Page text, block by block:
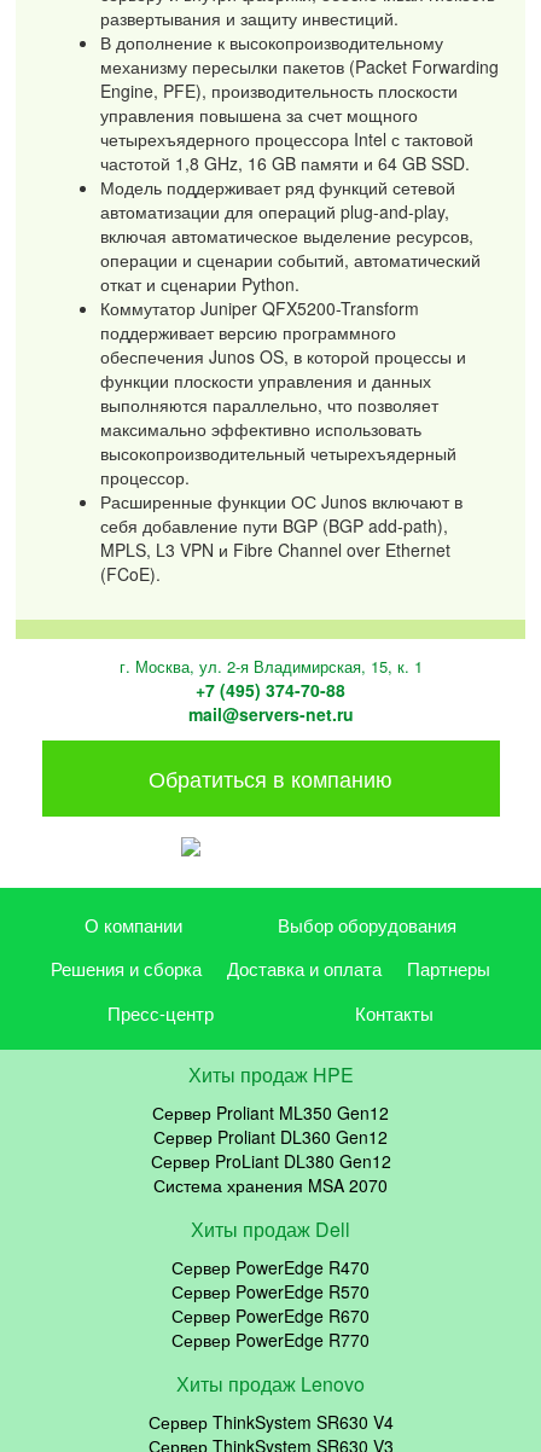
развертывания и защиту инвестиций.
В дополнение к высокопроизводительному
механизму пересылки пакетов (Packet Forwarding
Engine, PFE), производительность плоскости
управления повышена за счет мощного
четырехъядерного процессора Intel с тактовой
частотой 1,8 GHz, 16 GB памяти и 64 GB SSD.
Модель поддерживает ряд функций сетевой
автоматизации для операций plug-and-play,
включая автоматическое выделение ресурсов,
операции и сценарии событий, автоматический
откат и сценарии Python.
Коммутатор Juniper QFX5200-Transform
поддерживает версию программного
обеспечения Junos OS, в которой процессы и
функции плоскости управления и данных
выполняются параллельно, что позволяет
максимально эффективно использовать
высокопроизводительный четырехъядерный
процессор.
Расширенные функции ОС Junos включают в
себя добавление пути BGP (BGP add-path),
MPLS, L3 VPN и Fibre Channel over Ethernet
(FCoE).
г. Москва, ул. 2-я Владимирская, 15, к. 1
+7 (495) 374-70-88
mail@servers-net.ru
Обратиться в компанию
О компании
Выбор оборудования
Решения и сборка
Доставка и оплата
Партнеры
Пресс-центр
Контакты
Хиты продаж HPE
Сервер Proliant ML350 Gen12
Сервер Proliant DL360 Gen12
Сервер ProLiant DL380 Gen12
Система хранения MSA 2070
Хиты продаж Dell
Сервер PowerEdge R470
Сервер PowerEdge R570
Сервер PowerEdge R670
Сервер PowerEdge R770
Хиты продаж Lenovo
Сервер ThinkSystem SR630 V4
Сервер ThinkSystem SR630 V3